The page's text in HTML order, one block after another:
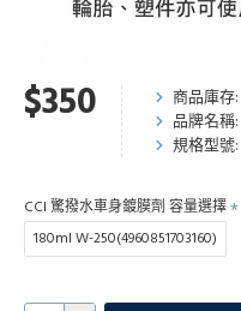
$350 商品庫存:
品牌名稱:
規格型號:
CCI 驚撥水車身鍍膜劑 容量選擇
180ml W-250(4960851703160)